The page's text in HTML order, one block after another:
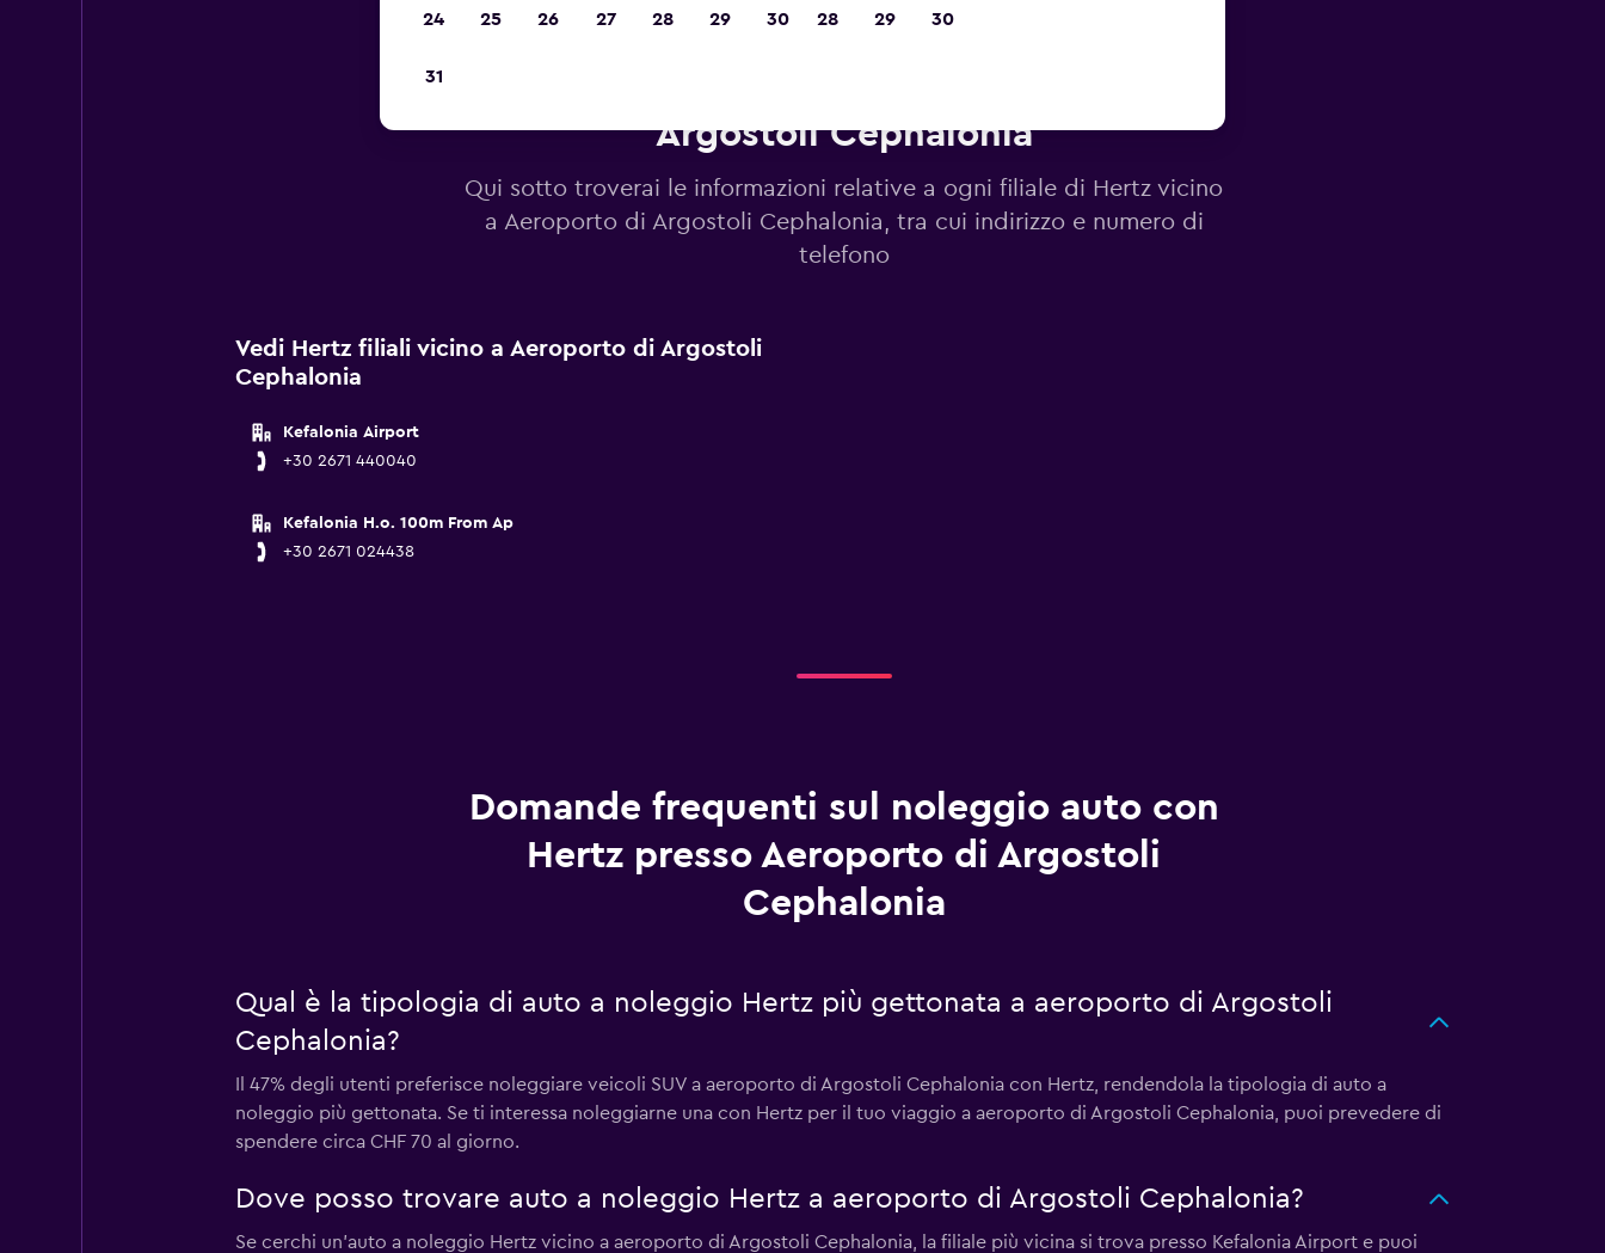
Argostoli Cephalonia
Qui sotto troverai le informazioni relative a ogni filiale di Hertz vicino
a Aeroporto di Argostoli Cephalonia, tra cui indirizzo e numero di
telefono
Vedi Hertz filiali vicino a Aeroporto di Argostoli
Cephalonia
Kefalonia Airport
+30 2671 440040
Kefalonia H.o. 100m From Ap
+30 2671 024438
Domande frequenti sul noleggio auto con
Hertz presso Aeroporto di Argostoli
Cephalonia
Qual è la tipologia di auto a noleggio Hertz più gettonata a aeroporto di Argostoli
Cephalonia?
Il 47% degli utenti preferisce noleggiare veicoli SUV a aeroporto di Argostoli Cephalonia con Hertz, rendendola la tipologia di auto a
noleggio più gettonata. Se ti interessa noleggiarne una con Hertz per il tuo viaggio a aeroporto di Argostoli Cephalonia, puoi prevedere di
spendere circa CHF 70 al giorno.
Dove posso trovare auto a noleggio Hertz a aeroporto di Argostoli Cephalonia?
Se cerchi un'auto a noleggio Hertz vicino a aeroporto di Argostoli Cephalonia, la filiale più vicina si trova presso Kefalonia Airport e puoi
24 25 26 27 28 29 30
31
28 29 30